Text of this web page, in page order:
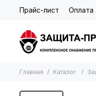
Прайс-лист Оплата
Главная Каталог